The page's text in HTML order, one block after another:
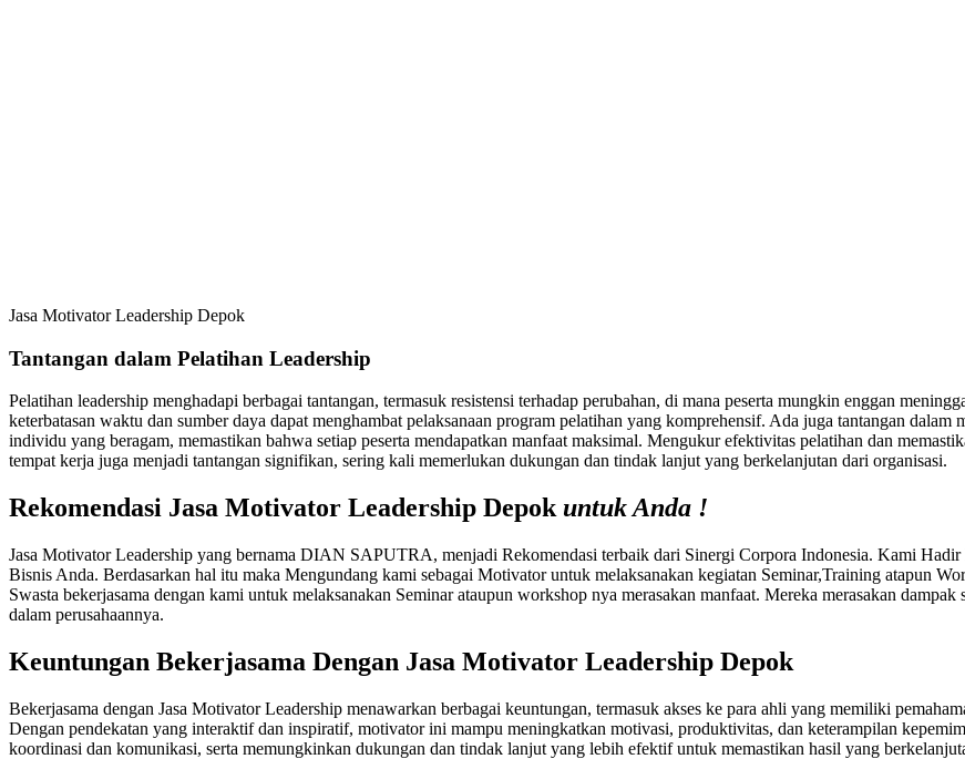
Jasa Motivator Leadership Depok
Tantangan dalam Pelatihan Leadership
Pelatihan leadership menghadapi berbagai tantangan, termasuk resistensi terhadap perubahan, di mana peserta mungkin enggan
keterbatasan waktu dan sumber daya dapat menghambat pelaksanaan program pelatihan yang komprehensif. Ada juga tantangan
individu yang beragam, memastikan bahwa setiap peserta mendapatkan manfaat maksimal. Mengukur efektivitas pelatihan dan
tempat kerja juga menjadi tantangan signifikan, sering kali memerlukan dukungan dan tindak lanjut yang berkelanjutan dari organisasi.
Rekomendasi Jasa Motivator Leadership Depok untuk Anda !
Jasa Motivator Leadership yang bernama DIAN SAPUTRA, menjadi Rekomendasi terbaik dari Sinergi Corpora Indonesia. Kami
Bisnis Anda. Berdasarkan hal itu maka Mengundang kami sebagai Motivator untuk melaksanakan kegiatan Seminar,Training atapun
Swasta bekerjasama dengan kami untuk melaksanakan Seminar ataupun workshop nya merasakan manfaat. Mereka merasakan
dalam perusahaannya.
Keuntungan Bekerjasama Dengan Jasa Motivator Leadership Depok
Bekerjasama dengan Jasa Motivator Leadership menawarkan berbagai keuntungan, termasuk akses ke para ahli yang memiliki
Dengan pendekatan yang interaktif dan inspiratif, motivator ini mampu meningkatkan motivasi, produktivitas, dan keterampilan
koordinasi dan komunikasi, serta memungkinkan dukungan dan tindak lanjut yang lebih efektif untuk memastikan hasil yang